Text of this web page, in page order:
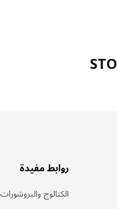
روابط مفيدة
الكتالوج والبروشورات